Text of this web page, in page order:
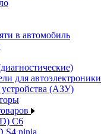
в автомобиль
для автоэлектроники
(АЗУ)
C6
S4 ninja